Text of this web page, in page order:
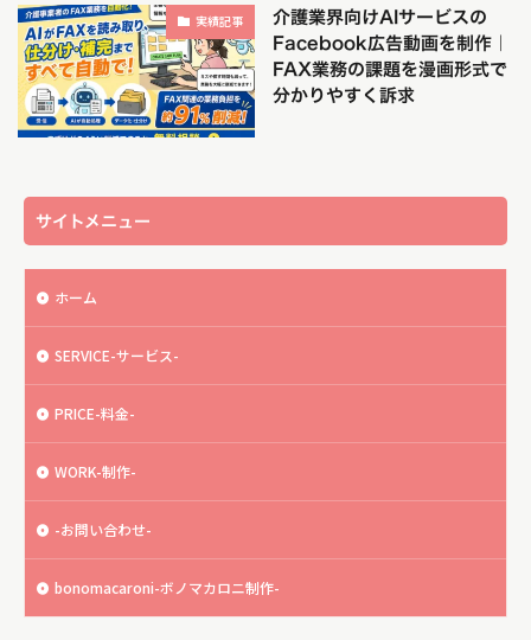
実績記事
介護業界向けAIサービスの
Facebook広告動画を制作｜
FAX業務の課題を漫画形式で
分かりやすく訴求
サイトメニュー
ホーム
SERVICE-サービス-
PRICE-料金-
WORK-制作-
-お問い合わせ-
bonomacaroni-ボノマカロニ制作-